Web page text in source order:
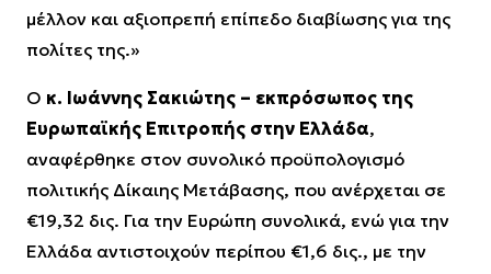
μέλλον και αξιοπρεπή επίπεδο διαβίωσης για της
πολίτες της.»
Ο κ. Ιωάννης Σακιώτης – εκπρόσωπος της
Ευρωπαϊκής Επιτροπής στην Ελλάδα,
αναφέρθηκε στον συνολικό προϋπολογισμό
πολιτικής Δίκαιης Μετάβασης, που ανέρχεται σε
€19,32 δις. Για την Ευρώπη συνολικά, ενώ για την
Ελλάδα αντιστοιχούν περίπου €1,6 δις., με την